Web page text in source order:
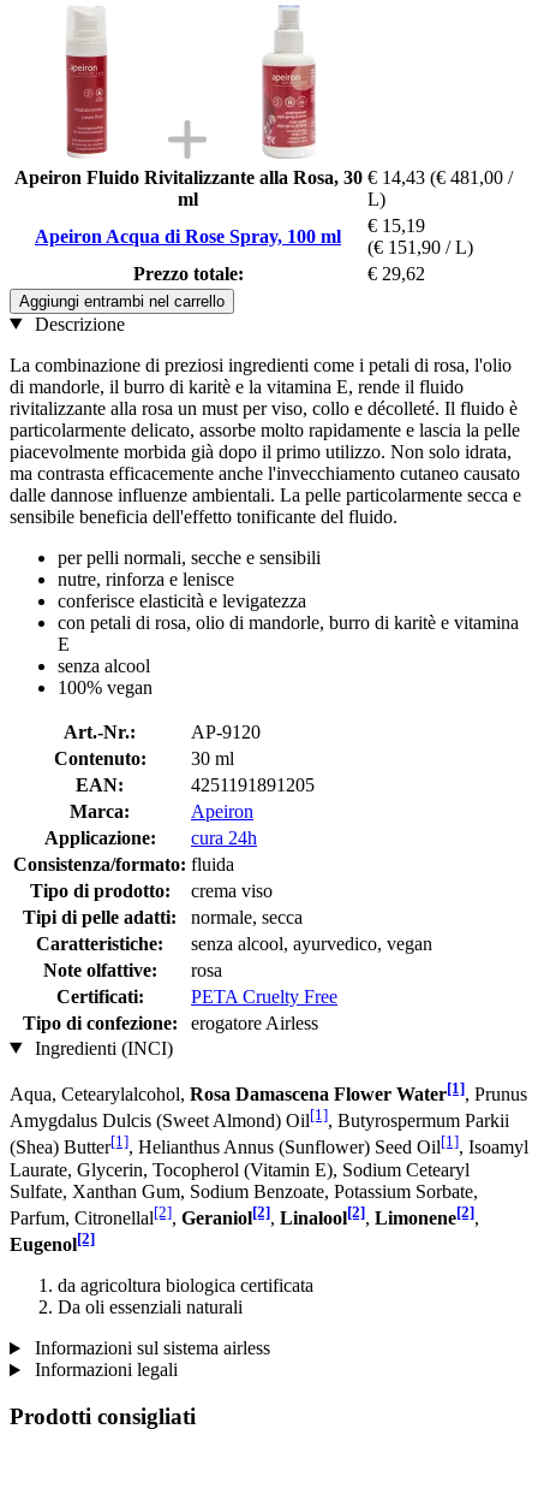
Apeiron Fluido Rivitalizzante alla Rosa, 30
ml
€ 14,43 (€ 481,00 /
L)
Apeiron Acqua di Rose Spray, 100 ml
€ 15,19
(€ 151,90 / L)
Prezzo totale:
€ 29,62
Aggiungi entrambi nel carrello
Descrizione
La combinazione di preziosi ingredienti come i petali di rosa, l'olio
di mandorle, il burro di karitè e la vitamina E, rende il fluido
rivitalizzante alla rosa un must per viso, collo e décolleté. Il fluido è
particolarmente delicato, assorbe molto rapidamente e lascia la pelle
piacevolmente morbida già dopo il primo utilizzo. Non solo idrata,
ma contrasta efficacemente anche l'invecchiamento cutaneo causato
dalle dannose influenze ambientali. La pelle particolarmente secca e
sensibile beneficia dell'effetto tonificante del fluido.
per pelli normali, secche e sensibili
nutre, rinforza e lenisce
conferisce elasticità e levigatezza
con petali di rosa, olio di mandorle, burro di karitè e vitamina
E
senza alcool
100% vegan
Art.-Nr.:
AP-9120
Contenuto:
30 ml
EAN:
4251191891205
Marca:
Apeiron
Applicazione:
cura 24h
Consistenza/formato: fluida
Tipo di prodotto:
crema viso
Tipi di pelle adatti:
normale, secca
Caratteristiche:
senza alcool, ayurvedico, vegan
Note olfattive:
rosa
Certificati:
PETA Cruelty Free
Tipo di confezione:
erogatore Airless
Ingredienti (INCI)
Aqua, Cetearylalcohol, Rosa Damascena Flower Water[1], Prunus
Amygdalus Dulcis (Sweet Almond) Oil[1], Butyrospermum Parkii
(Shea) Butter[1], Helianthus Annus (Sunflower) Seed Oil[1], Isoamyl
Laurate, Glycerin, Tocopherol (Vitamin E), Sodium Cetearyl
Sulfate, Xanthan Gum, Sodium Benzoate, Potassium Sorbate,
Parfum, Citronellal[2], Geraniol[2], Linalool[2], Limonene[2],
Eugenol[2]
da agricoltura biologica certificata
Da oli essenziali naturali
Informazioni sul sistema airless
Informazioni legali
Prodotti consigliati